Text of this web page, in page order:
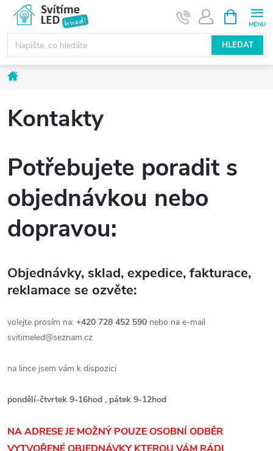
obsah
HLEDAT
NÁKUPNÍ
KOŠÍK
Domů
Kontakty
Potřebujete poradit s
objednávkou nebo
dopravou:
Objednávky, sklad, expedice, fakturace,
reklamace se ozvěte:
volejte prosím na: +420 728 452 590 nebo na e-mail
svitimeled@seznam.cz
na lince jsem vám k dispozici
pondělí-čtvrtek 9-16hod , pátek 9-12hod
NA ADRESE JE MOŽNÝ POUZE OSOBNÍ ODBĚR